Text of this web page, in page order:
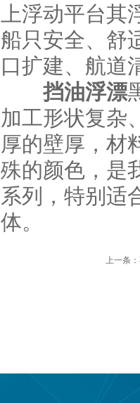
上浮动平台
船只安全、舒
口扩建、航道
挡油浮漂
加工形状复杂
厚的壁厚，材
殊的颜色，是
系列，特别适
体。
上一条：